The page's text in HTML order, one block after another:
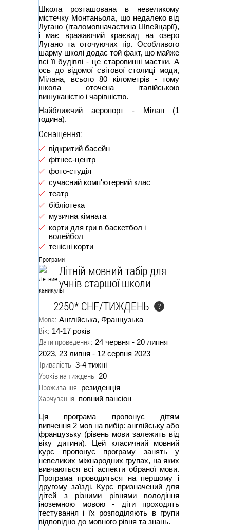
Школа розташована в невеликому
містечку Монтаньола, що недалеко від
Лугано (італомовначастина Швейцарії),
і має вражаючий краєвид на озеро
Лугано та оточуючих гір. Особливого
шарму школі додає той факт, що майже
всі її будівлі - це старовинні маєтки. А
ось до відомої світової столиці моди,
Мілана, всього 80 кілометрів - тому
школа оточена італійською
вишуканістю і чарівністю.
Найближчий аеропорт - Мілан (1
година).
Оснащення:
відкритий басейн
фітнес-центр
фото-студія
сучасний комп'ютерний клас
театр
бібліотека
музична кімната
корти для гри в баскетбол і
волейбол
тенісні корти
Програми
Літній мовний табір для
учнів старшої школи
2250* CHF/ТИЖДЕНЬ
?
Мова: Англійська, Французька
Вік: 14-17 років
Дати проведення: 24 червня - 20 липня
2023, 23 липня - 12 серпня 2023
Тривалість: 3-4 тижні
Уроків на тиждень: 20
Проживання: резиденція
Харчування: повний пансіон
Ця програма пропонує дітям
вивчення 2 мов на вибір: англійську або
французьку (рівень мови залежить від
віку дитини). Цей класичний мовний
курс пропонує програму занять у
невеликих міжнародних групах, на яких
вивчаються всі аспекти обраної мови.
Програма проводиться на першому і
другому заїзді. Курс призначений для
дітей з різними рівнями володіння
іноземною мовою - діти проходять
тестування і їх розподіляють в групи
відповідно до мовного рівня та знань.